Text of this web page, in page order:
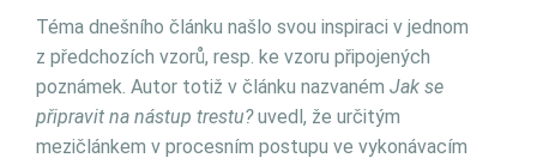
Téma dnešního článku našlo svou inspiraci v jednom
z předchozích vzorů, resp. ke vzoru připojených
poznámek. Autor totiž v článku nazvaném Jak se
připravit na nástup trestu?uvedl, že určitým
mezičlánkem v procesním postupu ve vykonávacím